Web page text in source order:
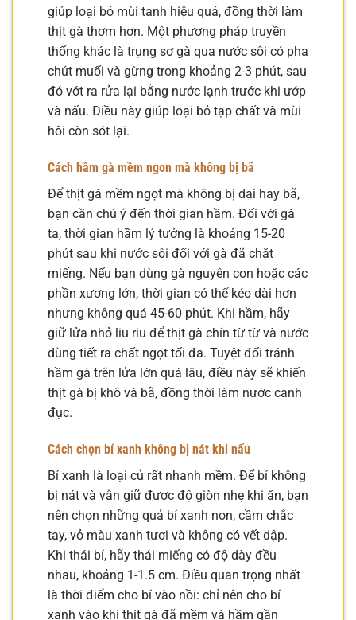
giúp loại bỏ mùi tanh hiệu quả, đồng thời làm
thịt gà thơm hơn. Một phương pháp truyền
thống khác là trụng sơ gà qua nước sôi có pha
chút muối và gừng trong khoảng 2-3 phút, sau
đó vớt ra rửa lại bằng nước lạnh trước khi ướp
và nấu. Điều này giúp loại bỏ tạp chất và mùi
hôi còn sót lại.
Cách hầm gà mềm ngon mà không bị bã
Để thịt gà mềm ngọt mà không bị dai hay bã,
bạn cần chú ý đến thời gian hầm. Đối với gà
ta, thời gian hầm lý tưởng là khoảng 15-20
phút sau khi nước sôi đối với gà đã chặt
miếng. Nếu bạn dùng gà nguyên con hoặc các
phần xương lớn, thời gian có thể kéo dài hơn
nhưng không quá 45-60 phút. Khi hầm, hãy
giữ lửa nhỏ liu riu để thịt gà chín từ từ và nước
dùng tiết ra chất ngọt tối đa. Tuyệt đối tránh
hầm gà trên lửa lớn quá lâu, điều này sẽ khiến
thịt gà bị khô và bã, đồng thời làm nước canh
đục.
Cách chọn bí xanh không bị nát khi nấu
Bí xanh là loại củ rất nhanh mềm. Để bí không
bị nát và vẫn giữ được độ giòn nhẹ khi ăn, bạn
nên chọn những quả bí xanh non, cầm chắc
tay, vỏ màu xanh tươi và không có vết dập.
Khi thái bí, hãy thái miếng có độ dày đều
nhau, khoảng 1-1.5 cm. Điều quan trọng nhất
là thời điểm cho bí vào nồi: chỉ nên cho bí
xanh vào khi thịt gà đã mềm và hầm gần